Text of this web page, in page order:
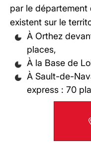
par le département
existent sur le
À Orthez
places,
À la Base de
À Sault-de-
express : 70